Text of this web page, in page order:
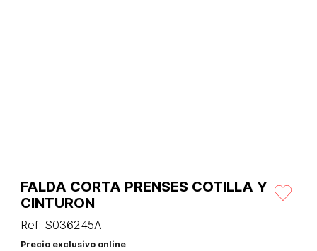
FALDA CORTA PRENSES COTILLA Y
CINTURON
Ref: S036245A
Precio exclusivo online